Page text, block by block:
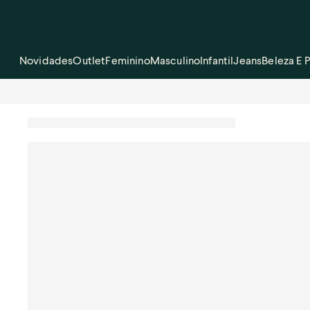
NovidadesOutletFemininoMasculinoInfantilJeansBeleza E